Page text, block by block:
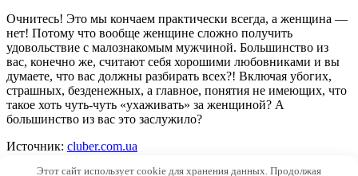
Очнитесь! Это мы кончаем практически всегда, а женщина —
нет! Потому что вообще женщине сложно получить
удовольствие с малознакомым мужчиной. Большинство из
вас, конечно же, считают себя хорошими любовниками и вы
думаете, что вас должны разбирать всех?! Включая убогих,
страшных, безденежных, а главное, понятия не имеющих, что
такое хоть чуть-чуть «ухаживать» за женщиной? А
большинство из вас это заслужило?
Источник: cluber.com.ua
Этот сайт использует cookie для хранения данных. Продолжая